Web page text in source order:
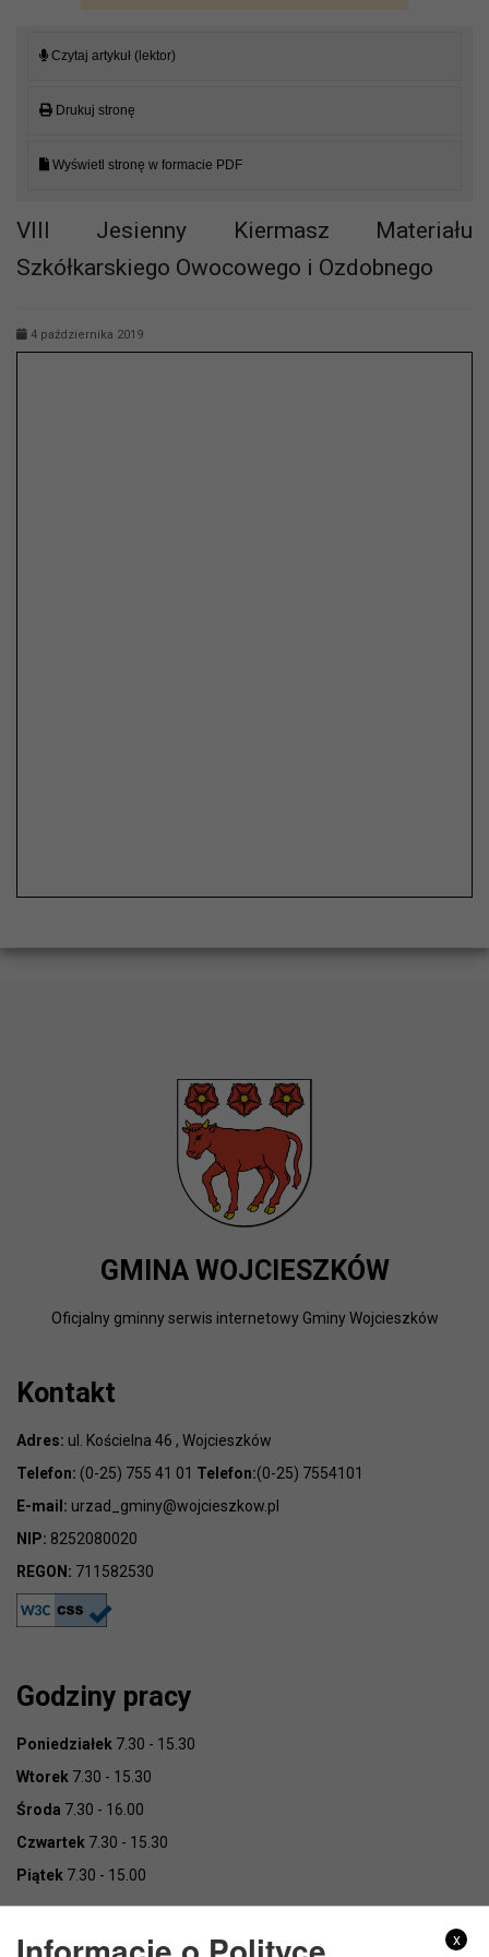
Czytaj artykuł (lektor)
Drukuj stronę
Wyświetl stronę w formacie PDF
VIII Jesienny Kiermasz Materiału
Szkółkarskiego Owocowego i Ozdobnego
4 października 2019
GMINA WOJCIESZKÓW
Oficjalny gminny serwis internetowy Gminy Wojcieszków
Kontakt
Adres: ul. Kościelna 46 , Wojcieszków
Telefon: (0-25) 755 41 01 Telefon:(0-25) 7554101
E-mail: urzad_gminy@wojcieszkow.pl
NIP: 8252080020
REGON: 711582530
Godziny pracy
Poniedziałek 7.30 - 15.30
Wtorek 7.30 - 15.30
Środa 7.30 - 16.00
Czwartek 7.30 - 15.30
Piątek 7.30 - 15.00
x